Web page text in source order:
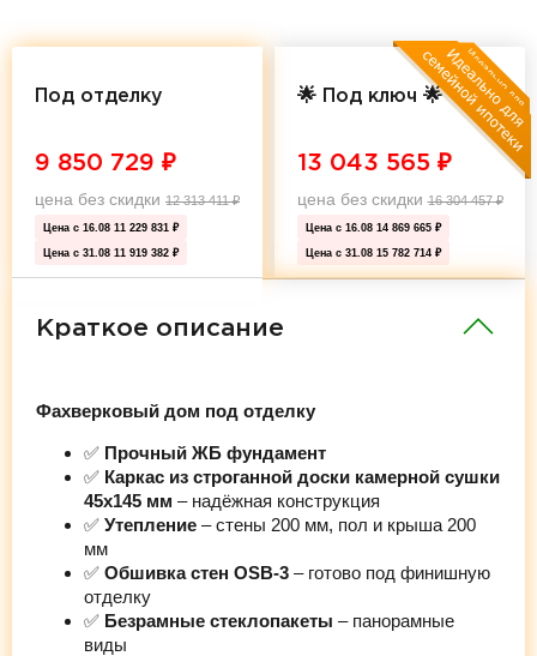
Под отделку
9 850 729 ₽
цена без скидки 12 313 411₽
Цена с 16.08 11 229 831 ₽
Цена с 31.08 11 919 382 ₽
🌟 Под ключ 🌟
13 043 565 ₽
цена без скидки16 304 457₽
Цена с 16.08 14 869 665 ₽
Цена с 31.08 15 782 714 ₽
Краткое описание
Фахверковый дом под отделку
✅ Прочный ЖБ фундамент
✅ Каркас из строганной доски камерной сушки
45х145 мм – надёжная конструкция
✅ Утепление – стены 200 мм, пол и крыша 200
мм
✅ Обшивка стен OSB-3 – готово под финишную
отделку
✅ Безрамные стеклопакеты – панорамные
виды